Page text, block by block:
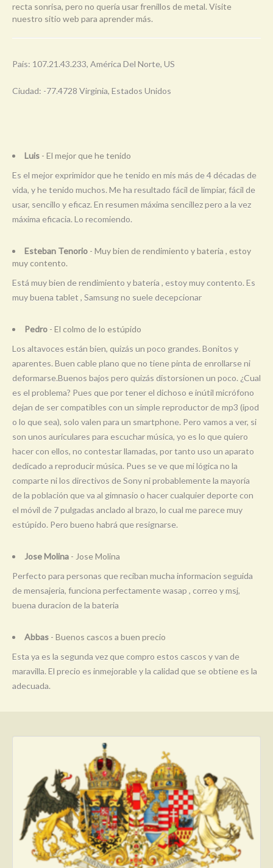
recta sonrisa, pero no quería usar frenillos de metal. Visite
nuestro sitio web para aprender más.
País: 107.21.43.233, América Del Norte, US
Ciudad: -77.4728 Virginia, Estados Unidos
Luis - El mejor que he tenido
Es el mejor exprimidor que he tenido en mis más de 4 décadas de
vida, y he tenido muchos. Me ha resultado fácil de limpiar, fácil de
usar, sencillo y eficaz. En resumen máxima sencillez pero a la vez
máxima eficacia. Lo recomiendo.
Esteban Tenorio - Muy bien de rendimiento y bateria , estoy
muy contento.
Está muy bien de rendimiento y batería , estoy muy contento. Es
muy buena tablet , Samsung no suele decepcionar
Pedro - El colmo de lo estúpido
Los altavoces están bien, quizás un poco grandes. Bonitos y
aparentes. Buen cable plano que no tiene pinta de enrollarse ni
deformarse.Buenos bajos pero quizás distorsionen un poco. ¿Cual
es el problema? Pues que por tener el dichoso e inútil micrófono
dejan de ser compatibles con un simple reproductor de mp3 (ipod
o lo que sea), solo valen para un smartphone. Pero vamos a ver, si
son unos auriculares para escuchar música, yo es lo que quiero
hacer con ellos, no contestar llamadas, por tanto uso un aparato
dedicado a reproducir música. Pues se ve que mi lógica no la
comparte ni los directivos de Sony ni probablemente la mayoría
de la población que va al gimnasio o hacer cualquier deporte con
el móvil de 7 pulgadas anclado al brazo, lo cual me parece muy
estúpido. Pero bueno habrá que resignarse.
Jose Molina - Jose Molina
Perfecto para personas que reciban mucha informacion seguida
de mensajeria, funciona perfectamente wasap , correo y msj,
buena duracion de la bateria
Abbas - Buenos cascos a buen precio
Esta ya es la segunda vez que compro estos cascos y van de
maravilla. El precio es inmejorable y la calidad que se obtiene es la
adecuada.